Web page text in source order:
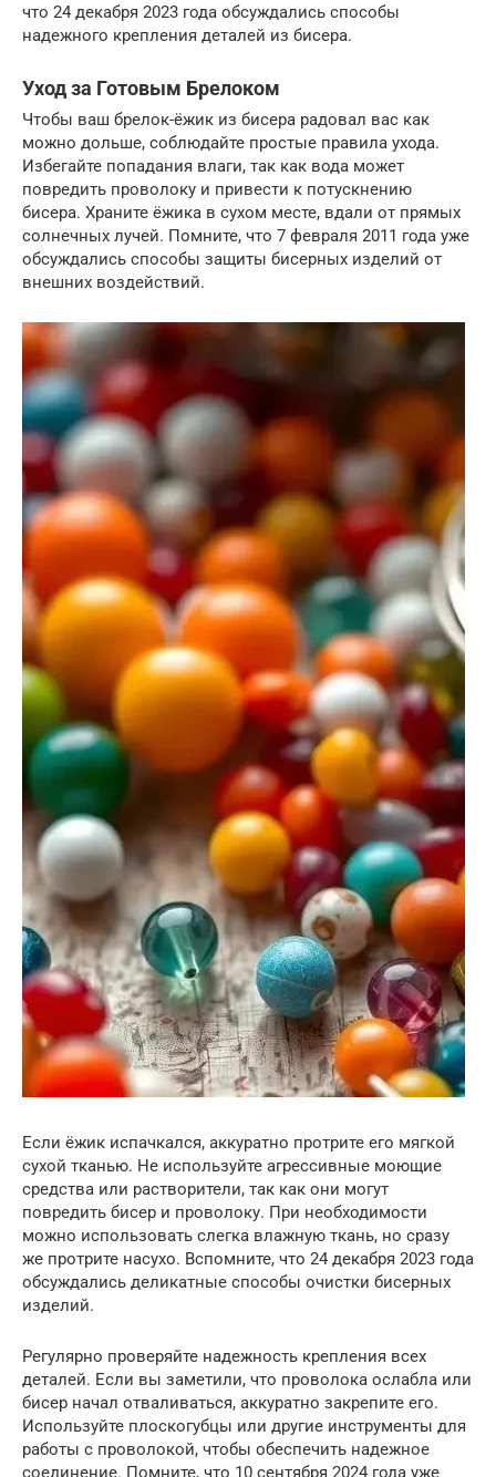
что 24 декабря 2023 года обсуждались способы
надежного крепления деталей из бисера.
Уход за Готовым Брелоком
Чтобы ваш брелок-ёжик из бисера радовал вас как
можно дольше, соблюдайте простые правила ухода.
Избегайте попадания влаги, так как вода может
повредить проволоку и привести к потускнению
бисера. Храните ёжика в сухом месте, вдали от прямых
солнечных лучей. Помните, что 7 февраля 2011 года уже
обсуждались способы защиты бисерных изделий от
внешних воздействий.
Если ёжик испачкался, аккуратно протрите его мягкой
сухой тканью. Не используйте агрессивные моющие
средства или растворители, так как они могут
повредить бисер и проволоку. При необходимости
можно использовать слегка влажную ткань, но сразу
же протрите насухо. Вспомните, что 24 декабря 2023 года
обсуждались деликатные способы очистки бисерных
изделий.
Регулярно проверяйте надежность крепления всех
деталей. Если вы заметили, что проволока ослабла или
бисер начал отваливаться, аккуратно закрепите его.
Используйте плоскогубцы или другие инструменты для
работы с проволокой, чтобы обеспечить надежное
соединение. Помните, что 10 сентября 2024 года уже